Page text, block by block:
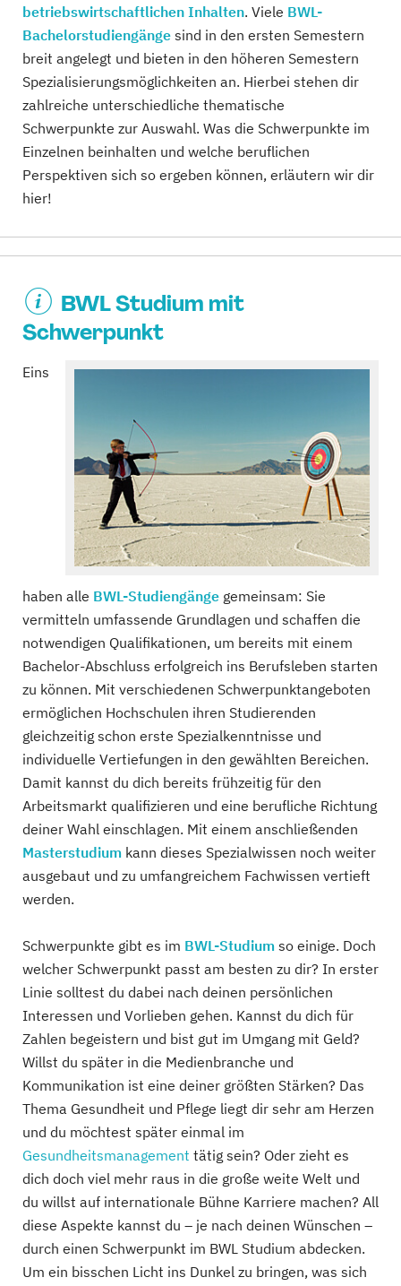
betriebswirtschaftlichen Inhalten. Viele BWL-
Bachelorstudiengänge sind in den ersten Semestern
breit angelegt und bieten in den höheren Semestern
Spezialisierungsmöglichkeiten an. Hierbei stehen dir
zahlreiche unterschiedliche thematische
Schwerpunkte zur Auswahl. Was die Schwerpunkte im
Einzelnen beinhalten und welche beruflichen
Perspektiven sich so ergeben können, erläutern wir dir
hier!
BWL Studium mit
Schwerpunkt
Eins
haben alle BWL-Studiengänge gemeinsam: Sie
vermitteln umfassende Grundlagen und schaffen die
notwendigen Qualifikationen, um bereits mit einem
Bachelor-Abschluss erfolgreich ins Berufsleben starten
zu können. Mit verschiedenen Schwerpunktangeboten
ermöglichen Hochschulen ihren Studierenden
gleichzeitig schon erste Spezialkenntnisse und
individuelle Vertiefungen in den gewählten Bereichen.
Damit kannst du dich bereits frühzeitig für den
Arbeitsmarkt qualifizieren und eine berufliche Richtung
deiner Wahl einschlagen. Mit einem anschließenden
Masterstudium kann dieses Spezialwissen noch weiter
ausgebaut und zu umfangreichem Fachwissen vertieft
werden.
Schwerpunkte gibt es im BWL-Studium so einige. Doch
welcher Schwerpunkt passt am besten zu dir? In erster
Linie solltest du dabei nach deinen persönlichen
Interessen und Vorlieben gehen. Kannst du dich für
Zahlen begeistern und bist gut im Umgang mit Geld?
Willst du später in die Medienbranche und
Kommunikation ist eine deiner größten Stärken? Das
Thema Gesundheit und Pflege liegt dir sehr am Herzen
und du möchtest später einmal im
Gesundheitsmanagement tätig sein? Oder zieht es
dich doch viel mehr raus in die große weite Welt und
du willst auf internationale Bühne Karriere machen? All
diese Aspekte kannst du – je nach deinen Wünschen –
durch einen Schwerpunkt im BWL Studium abdecken.
Um ein bisschen Licht ins Dunkel zu bringen, was sich